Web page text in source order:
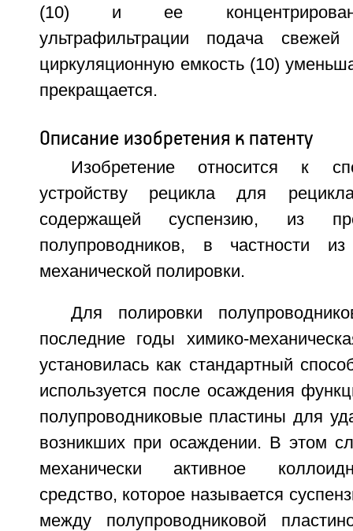
(10) и ее
ультрафильтрации подача
циркуляционную емкость (10)
прекращается.
Описание изобретения к патенту
Изобретение относится к
устройству рецикла для
содержащей суспензию, из
полупроводников, в частности
механической полировки.
Для полировки
последние годы химико-
установилась как стандартный
используется после осаждения
полупроводниковые пластины для
возникших при осаждении. В этом
механически активное
средство, которое называется
между полупроводниковой